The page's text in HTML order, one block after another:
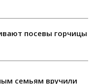
посевы горчицы
семьям вручили